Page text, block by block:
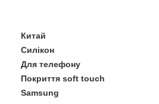
Китай
Силікон
Для телефону
Покриття soft touch
Samsung